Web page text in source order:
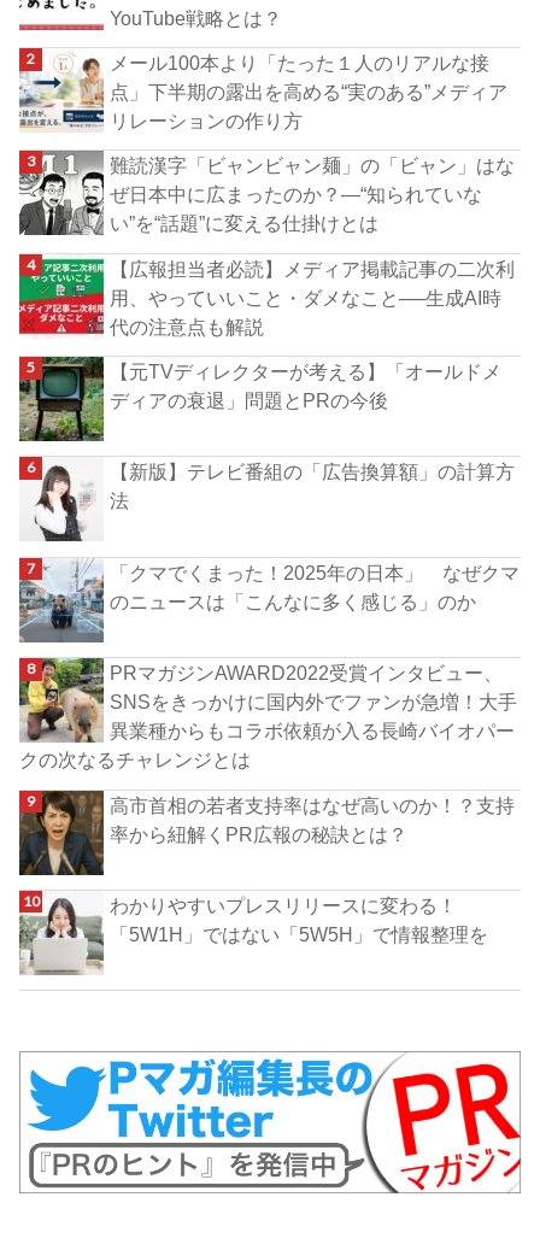
YouTube戦略とは？
メール100本より「たった１人のリアルな接
点」下半期の露出を高める“実のある”メディア
リレーションの作り方
難読漢字「ビャンビャン麺」の「ビャン」はな
ぜ日本中に広まったのか？―“知られていな
い”を“話題”に変える仕掛けとは
【広報担当者必読】メディア掲載記事の二次利
用、やっていいこと・ダメなこと──生成AI時
代の注意点も解説
【元TVディレクターが考える】「オールドメ
ディアの衰退」問題とPRの今後
【新版】テレビ番組の「広告換算額」の計算方
法
「クマでくまった！2025年の日本」 なぜクマ
のニュースは「こんなに多く感じる」のか
PRマガジンAWARD2022受賞インタビュー、
SNSをきっかけに国内外でファンが急増！大手
異業種からもコラボ依頼が入る長崎バイオパー
クの次なるチャレンジとは
高市首相の若者支持率はなぜ高いのか！？支持
率から紐解くPR広報の秘訣とは？
わかりやすいプレスリリースに変わる！
「5W1H」ではない「5W5H」で情報整理を